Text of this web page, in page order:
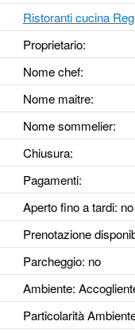
Ristoranti cucina
Proprietario:
Nome chef:
Nome maitre:
Nome sommelier:
Chiusura:
Pagamenti:
Aperto fino a tardi: no
Prenotazione
Parcheggio: no
Ambiente:
Particolarità